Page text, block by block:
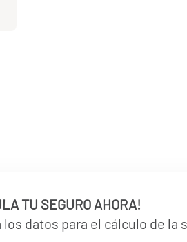
TU SEGURO AHORA!
los datos para el cálculo de la